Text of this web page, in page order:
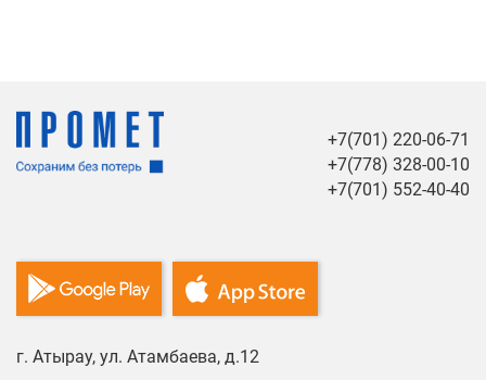
+7(701) 220-06-71
+7(778) 328-00-10
+7(701) 552-40-40
г. Атырау, ул. Атамбаева, д.12